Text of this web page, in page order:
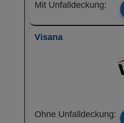
Mit Unfalldeckung:
Visana
Ohne Unfalldeckung: